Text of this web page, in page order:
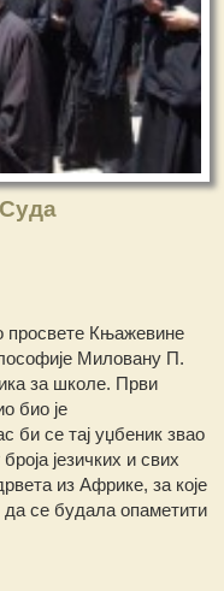
просвете Књажевине
Миловану П.
за школе. Први
био је
би се тај уџбеник звао
језичких и свих
из Африке, за које
да се будала опаметити